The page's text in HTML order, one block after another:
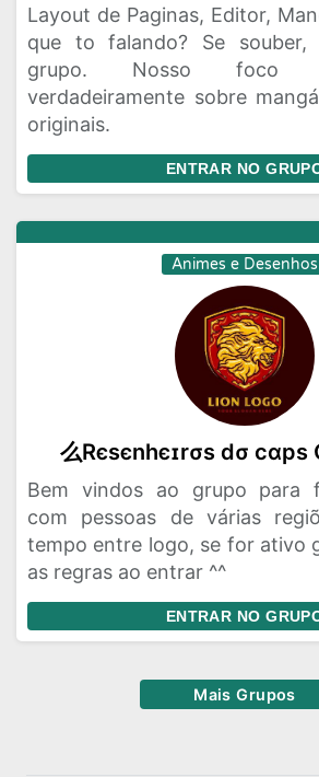
Layout de Paginas, Editor,
que to falando? Se
grupo. Nosso foco
verdadeiramente sobre
originais.
ENTRAR NO
Animes e Desenhos
么Rєѕєnhєɪrσѕ dσ cαpѕ
Bem vindos ao grupo para
com pessoas de várias
tempo entre logo, se for ativo
as regras ao entrar ^^
ENTRAR NO
Mais Grupos